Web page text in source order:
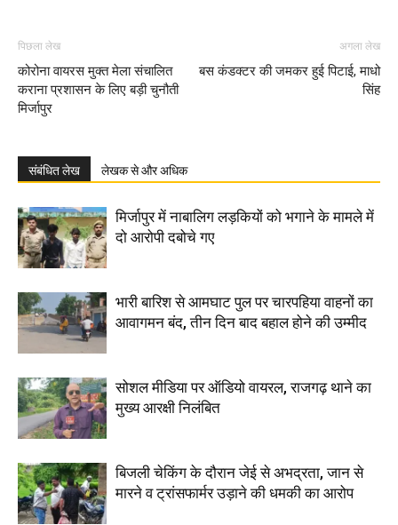
पिछला लेख
कोरोना वायरस मुक्त मेला संचालित
कराना प्रशासन के लिए बड़ी चुनौती
मिर्जापुर
अगला लेख
बस कंडक्टर की जमकर हुई पिटाई, माधो
सिंह
संबंधित लेख लेखक से और अधिक
मिर्जापुर में नाबालिग लड़कियों को भगाने के मामले में
दो आरोपी दबोचे गए
भारी बारिश से आमघाट पुल पर चारपहिया वाहनों का
आवागमन बंद, तीन दिन बाद बहाल होने की उम्मीद
सोशल मीडिया पर ऑडियो वायरल, राजगढ़ थाने का
मुख्य आरक्षी निलंबित
बिजली चेकिंग के दौरान जेई से अभद्रता, जान से
मारने व ट्रांसफार्मर उड़ाने की धमकी का आरोप